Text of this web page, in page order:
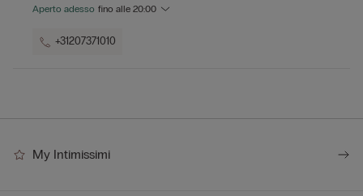
Aperto adesso fino alle 20:00
+31207371010
My Intimissimi